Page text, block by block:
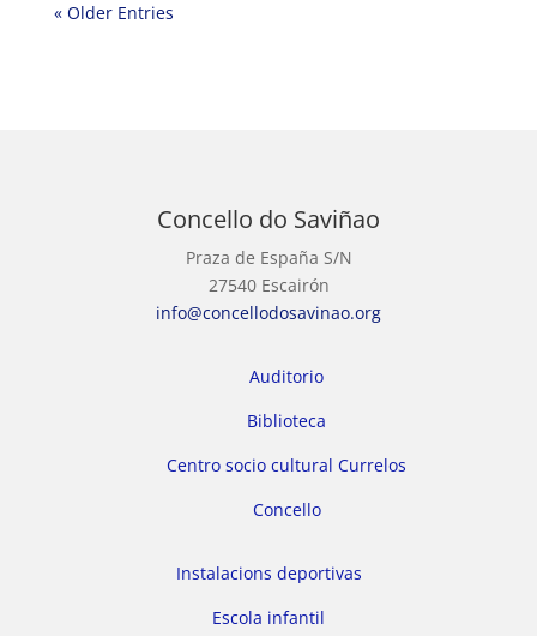
« Older Entries
Concello do Saviñao
Praza de España S/N
27540 Escairón
info@concellodosavinao.org
Auditorio
Biblioteca
Centro socio cultural Currelos
Concello
Instalacions deportivas
Escola infantil